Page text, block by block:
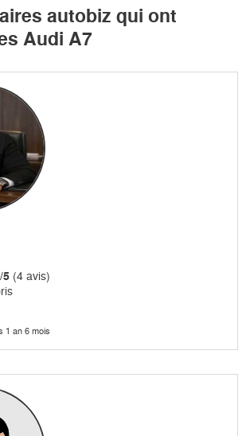
autobiz qui ont
Audi A7
/5 (4 avis)
1 an 6 mois